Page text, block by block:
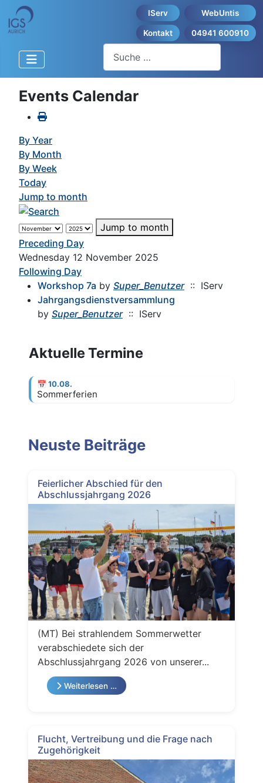
IServ WebUntis
Kontakt 04941 600910
Events Calendar
By Year
By Month
By Week
Today
Jump to month
Jump to month
Preceding Day
Wednesday 12 November 2025
Following Day
Workshop 7a by Super_Benutzer:: IServ
Jahrgangsdienstversammlung
by Super_Benutzer:: IServ
Aktuelle Termine
📅 10.08.
Sommerferien
Neuste Beiträge
Feierlicher Abschied für den
Abschlussjahrgang 2026
(MT) Bei strahlendem Sommerwetter
verabschiedete sich der
Abschlussjahrgang 2026 von unserer...
Weiterlesen …
Flucht, Vertreibung und die Frage nach
Zugehörigkeit